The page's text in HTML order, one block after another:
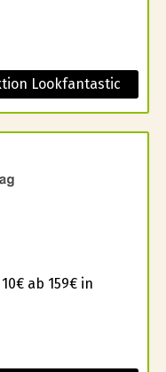
Lookfantastic
ab 159€ in